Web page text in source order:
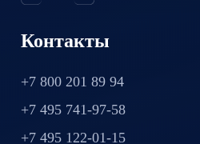
Контакты
+7 800 201 89 94
+7 495 741-97-58
+7 495 122-01-15